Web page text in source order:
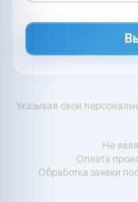
Указывая свои
Не
Оплата
Обработка заявки